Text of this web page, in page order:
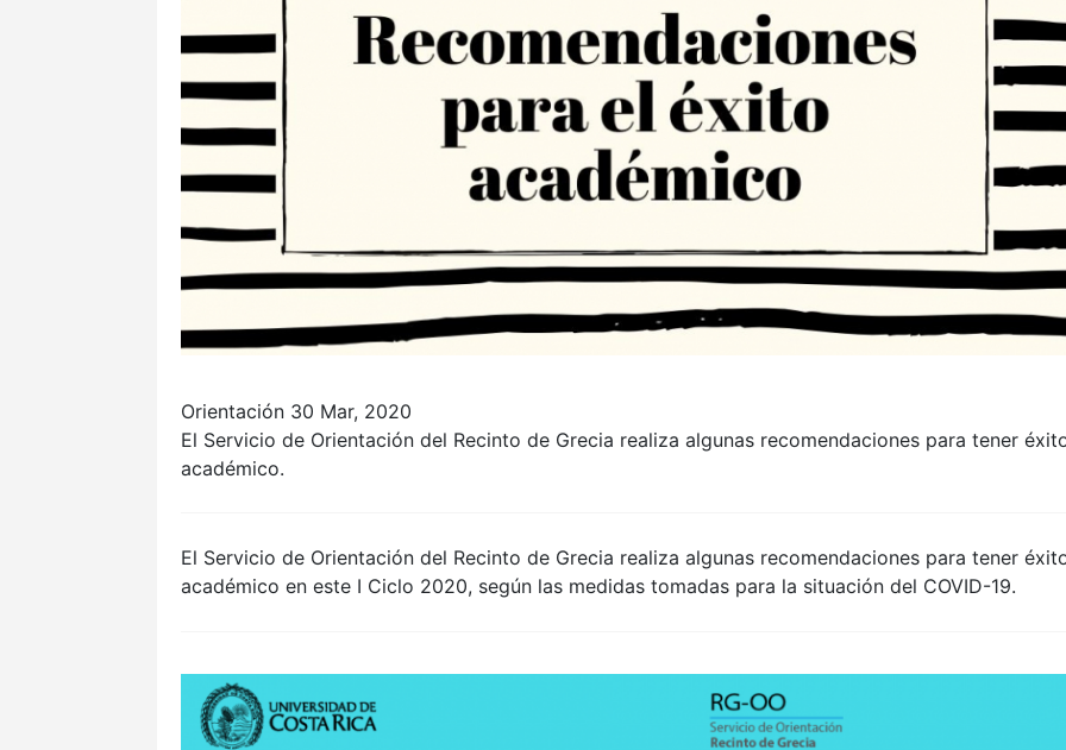
Orientación 30 Mar, 2020
El Servicio de Orientación del Recinto de Grecia realiza algunas recomendaciones para tener
académico.
El Servicio de Orientación del Recinto de Grecia realiza algunas recomendaciones para tener
académico en este I Ciclo 2020, según las medidas tomadas para la situación del COVID-19.